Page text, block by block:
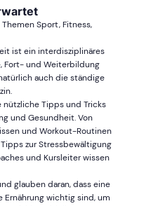
Sport, Fitness,
ist ein interdisziplinäres
Fort- und Weiterbildung
auch die ständige
nützliche Tipps und Tricks
und Gesundheit. Von
und Workout-Routinen
zur Stressbewältigung
und Kursleiter wissen
glauben daran, dass eine
wichtig sind, um